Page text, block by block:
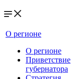
О регионе
О регионе
Приветствие
губернатора